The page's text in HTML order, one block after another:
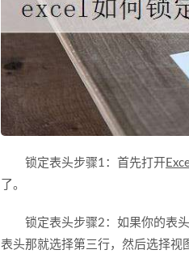
锁定表头步骤1：首先打开
了。
锁定表头步骤2：如果你的表头
表头那就选择第三行，然后选择视